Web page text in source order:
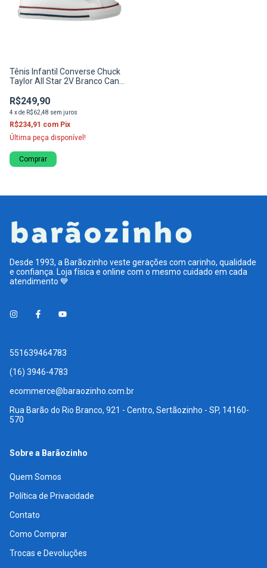
Tênis Infantil Converse Chuck
Taylor All Star 2V Branco Cano
R$249,90
4 xde R$62,48 sem juros
R$234,91 com Pix
Última peça disponível!
Comprar
Desde 1993, a Barãozinho veste gerações com carinho, qualidade
e confiança. Loja física e online com o mesmo cuidado em cada
atendimento 💙
551639464783
(16) 3946-4783
ecommerce@baraozinho.com.br
Rua Barão do Rio Branco, 921 - Centro, Sertãozinho - SP, 14160-
570
Sobre a Barãozinho
Quem Somos
Política de Privacidade
Contato
Como Comprar
Trocas e Devoluções